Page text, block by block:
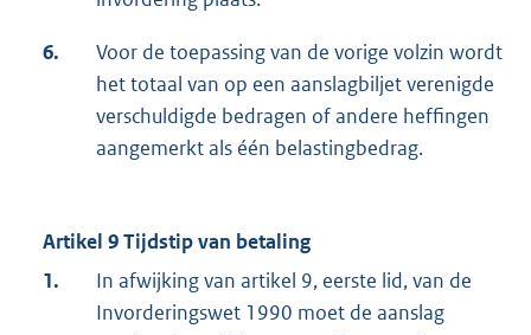
6.
Voor de toepassing van de vorige volzin wordt
het totaal van op een aanslagbiljet verenigde
verschuldigde bedragen of andere heffingen
aangemerkt als één belastingbedrag.
Artikel 9 Tijdstip van betaling
1.
In afwijking van artikel 9, eerste lid, van de
Invorderingswet 1990 moet de aanslag